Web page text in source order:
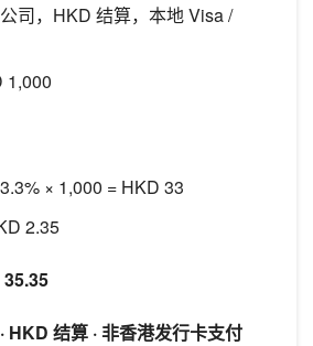
司，HKD 结算，本地 Visa /
1,000
× 1,000 = HKD 33
2.35
HKD 结算 · 非香港发行卡支付